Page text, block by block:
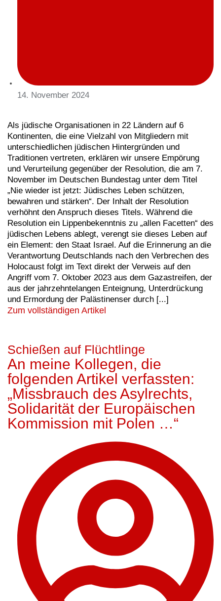
14. November 2024
Als jüdische Organisationen in 22 Ländern auf 6
Kontinenten, die eine Vielzahl von Mitgliedern mit
unterschiedlichen jüdischen Hintergründen und
Traditionen vertreten, erklären wir unsere Empörung
und Verurteilung gegenüber der Resolution, die am 7.
November im Deutschen Bundestag unter dem Titel
„Nie wieder ist jetzt: Jüdisches Leben schützen,
bewahren und stärken“. Der Inhalt der Resolution
verhöhnt den Anspruch dieses Titels. Während die
Resolution ein Lippenbekenntnis zu „allen Facetten“ des
jüdischen Lebens ablegt, verengt sie dieses Leben auf
ein Element: den Staat Israel. Auf die Erinnerung an die
Verantwortung Deutschlands nach den Verbrechen des
Holocaust folgt im Text direkt der Verweis auf den
Angriff vom 7. Oktober 2023 aus dem Gazastreifen, der
aus der jahrzehntelangen Enteignung, Unterdrückung
und Ermordung der Palästinenser durch [...]
Zum vollständigen Artikel
Schießen auf Flüchtlinge
An meine Kollegen, die
folgenden Artikel verfassten:
„Missbrauch des Asylrechts,
Solidarität der Europäischen
Kommission mit Polen …“